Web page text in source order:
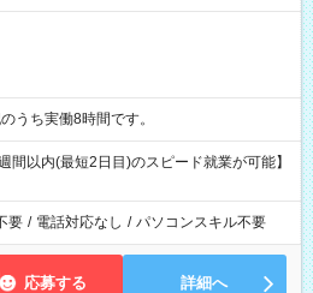
※表記のうち実働8時間です。
間以内(最短2日目)のスピード就業が可能】
要 / 電話対応なし / パソコンスキル不要
応募する 詳細へ